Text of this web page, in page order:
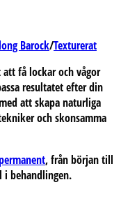
Barock/Texturerat
få lockar och vågor
resultatet efter din
att skapa naturliga
och skonsamma
, från början till
behandlingen.